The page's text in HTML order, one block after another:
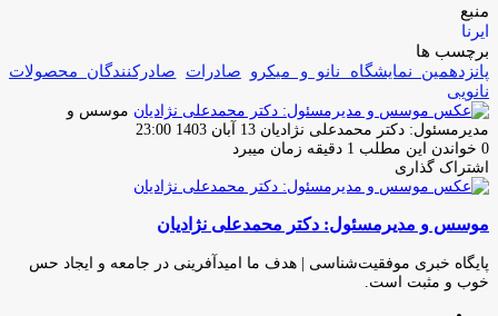
منبع
ایرنا
برچسب ها
پانزدهمین نمایشگاه نانو و میکرو
صادرات
صادرکنندگان محصولات
نانویی
موسس و
مدیرمسئول: دکتر محمدعلی نژادیان ارسال
ایمیل
13 آبان 1403 23:00
0 خواندن این مطلب 1 دقیقه زمان میبرد
اشتراک گذاری
فیس
توئیتر
لینکدین
واتس
تلگرام
اشتراک
از
ایمیل
چاپ
موسس و مدیرمسئول: دکتر محمدعلی نژادیان
پایگاه خبری موفقیت‌شناسی | هدف ما امیدآفرینی در جامعه و ایجاد حس
خوب و مثبت است.